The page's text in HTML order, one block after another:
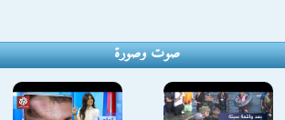
صوت وصورة